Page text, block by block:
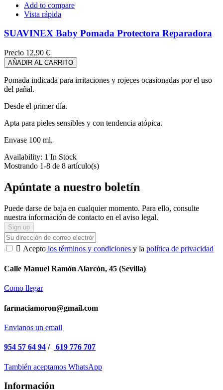
Add to compare
Vista rápida
SUAVINEX Baby Pomada Protectora Reparadora
Precio 12,90 €
AÑADIR AL CARRITO
Pomada indicada para irritaciones y rojeces ocasionadas por el uso
del pañal.
Desde el primer día.
Apta para pieles sensibles y con tendencia atópica.
Envase 100 ml.
Availability: 1 In Stock
Mostrando 1-8 de 8 artículo(s)
Apúntate a nuestro boletín
Puede darse de baja en cualquier momento. Para ello, consulte
nuestra información de contacto en el aviso legal.
 Acepto los términos y condiciones y la política de privacidad
Calle Manuel Ramón Alarcón, 45 (Sevilla)
Como llegar
farmaciamoron@gmail.com
Envianos un email
954 57 64 94 / 619 776 707
También aceptamos WhatsApp
Información